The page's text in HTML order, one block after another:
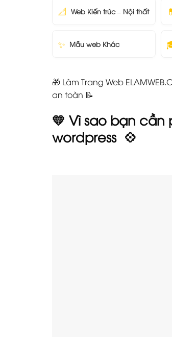
📐 Web Kiến trúc – Nội thất 💊
✨ Mẫu web Khác
🎁 Làm Trang Web
an toàn 📝
💛 Vì sao bạn
wordpress 💠